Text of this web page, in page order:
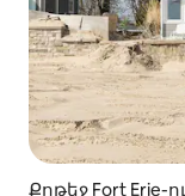
Քոթեջ Fort Erie-